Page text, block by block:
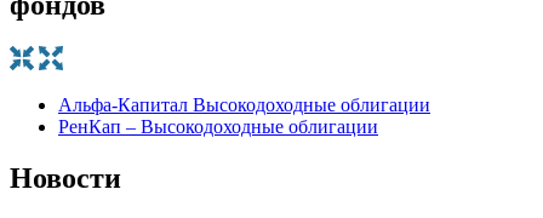
Альфа-Капитал Высокодоходные облигации
РенКап – Высокодоходные облигации
Новости